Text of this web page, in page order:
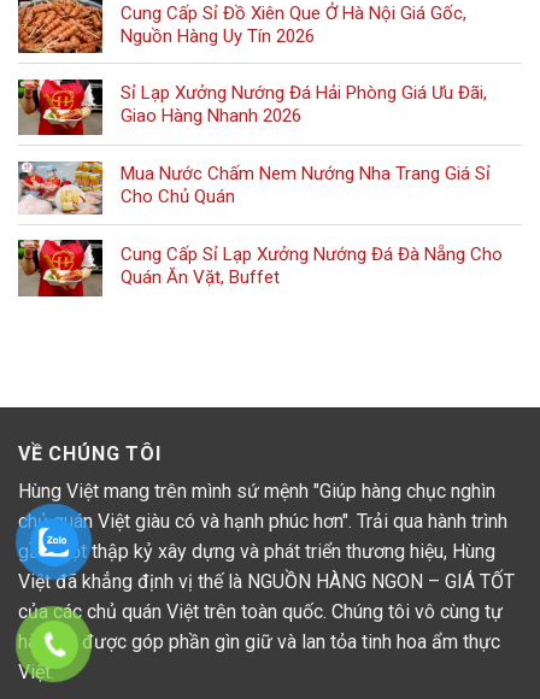
Cung Cấp Sỉ Đồ Xiên Que Ở Hà Nội Giá Gốc,
Nguồn Hàng Uy Tín 2026
Sỉ Lạp Xưởng Nướng Đá Hải Phòng Giá Ưu Đãi,
Giao Hàng Nhanh 2026
Mua Nước Chấm Nem Nướng Nha Trang Giá Sỉ
Cho Chủ Quán
Cung Cấp Sỉ Lạp Xưởng Nướng Đá Đà Nẵng Cho
Quán Ăn Vặt, Buffet
VỀ CHÚNG TÔI
Hùng Việt mang trên mình sứ mệnh "Giúp hàng chục nghìn
chủ quán Việt giàu có và hạnh phúc hơn". Trải qua hành trình
gần một thập kỷ xây dựng và phát triển thương hiệu, Hùng
Việt đã khẳng định vị thế là NGUỒN HÀNG NGON – GIÁ TỐT
của các chủ quán Việt trên toàn quốc. Chúng tôi vô cùng tự
hào khi được góp phần gìn giữ và lan tỏa tinh hoa ẩm thực
Việt.